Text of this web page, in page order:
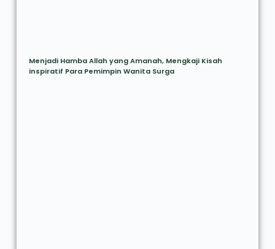
Menjadi Hamba Allah yang Amanah, Mengkaji Kisah
inspiratif Para Pemimpin Wanita Surga